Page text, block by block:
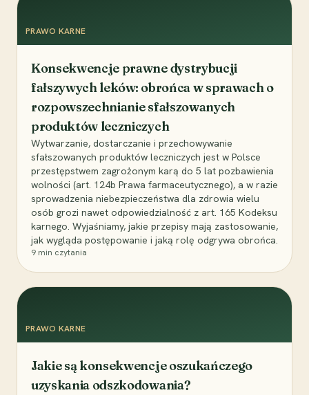
PRAWO KARNE
Konsekwencje prawne dystrybucji
fałszywych leków: obrońca w sprawach o
rozpowszechnianie sfałszowanych
produktów leczniczych
Wytwarzanie, dostarczanie i przechowywanie
sfałszowanych produktów leczniczych jest w Polsce
przestępstwem zagrożonym karą do 5 lat pozbawienia
wolności (art. 124b Prawa farmaceutycznego), a w razie
sprowadzenia niebezpieczeństwa dla zdrowia wielu
osób grozi nawet odpowiedzialność z art. 165 Kodeksu
karnego. Wyjaśniamy, jakie przepisy mają zastosowanie,
jak wygląda postępowanie i jaką rolę odgrywa obrońca.
9 min czytania
PRAWO KARNE
Jakie są konsekwencje oszukańczego
uzyskania odszkodowania?